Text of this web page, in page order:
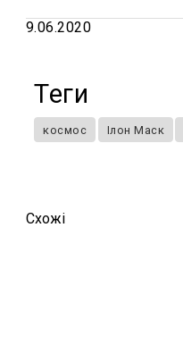
9.06.2020
Теги
космос Ілон Маск
Схожi